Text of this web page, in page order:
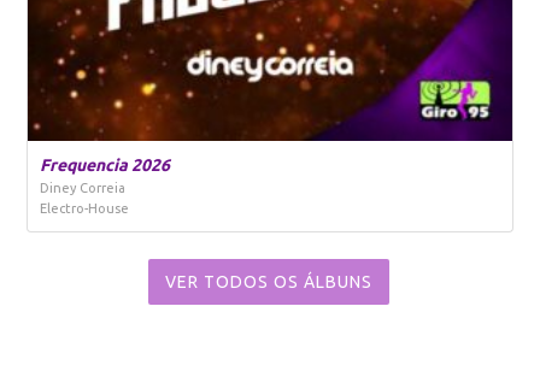
Frequencia 2026
Diney Correia
Electro-House
VER TODOS OS ÁLBUNS